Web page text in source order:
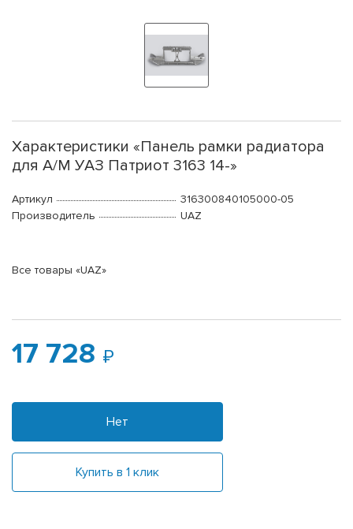
Характеристики «Панель рамки радиатора
для А/М УАЗ Патриот 3163 14-»
Артикул
316300840105000-05
Производитель
UAZ
Все товары «UAZ»
17 728
Нет
Купить в 1 клик